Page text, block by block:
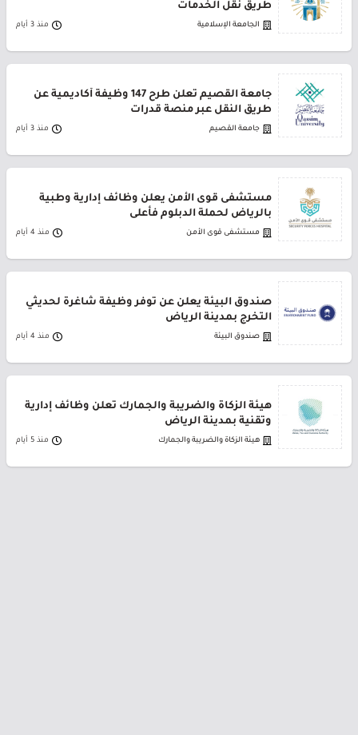
طريق نقل الخدمات
الجامعة الإسلامية منذ 3 أيام
جامعة القصيم تعلن طرح 147 وظيفة أكاديمية عن
طريق النقل عبر منصة قدرات
جامعة القصيم منذ 3 أيام
مستشفى قوى الأمن يعلن وظائف إدارية وطبية
بالرياض لحملة الدبلوم فأعلى
مستشفى قوى الأمن منذ 4 أيام
صندوق البيئة يعلن عن توفر وظيفة شاغرة لحديثي
التخرج بمدينة الرياض
صندوق البيئة منذ 4 أيام
هيئة الزكاة والضريبة والجمارك تعلن وظائف إدارية
وتقنية بمدينة الرياض
هيئة الزكاة والضريبة والجمارك منذ 5 أيام